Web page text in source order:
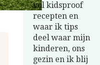
vol kidsproof
recepten en
waar ik tips
deel waar mijn
kinderen, ons
gezin en ik blij